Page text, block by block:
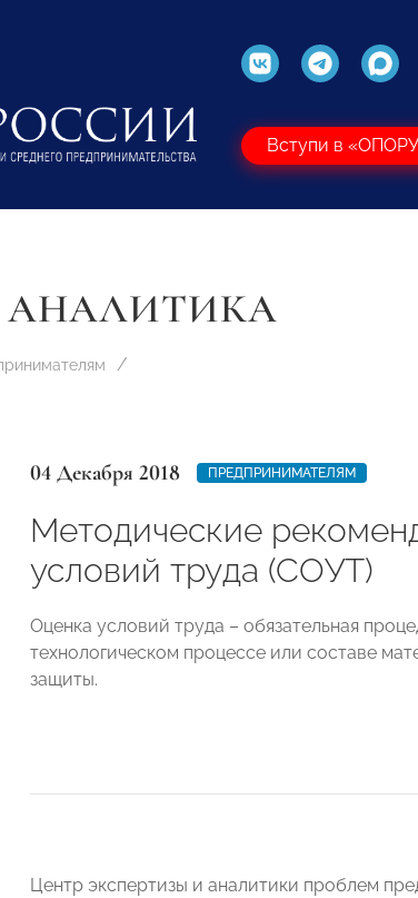
Вступи в
АНАЛИТИКА
04 Декабря 2018 ПРЕДПРИНИМАТЕЛЯМ
Методические
условий труда (СОУТ)
Оценка условий труда – обязательная
технологическом процессе или составе
защиты.
Центр экспертизы и аналитики проблем